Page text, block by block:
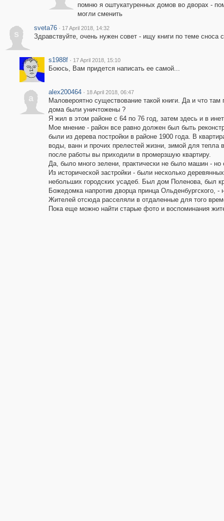
помню я оштукатуренных домов во дворах -
могли сменить
s
sveta76 · 17 April 2018, 14:32
Здравствуйте, очень нужен совет - ищу книги по теме
s1988f · 17 April 2018, 15:10
Боюсь, Вам придется написать ее самой...
a
alex200464 · 18 April 2018, 06:47
Маловероятно существование такой книги. Да и что
дома были уничтожены ?
Я жил в этом районе с 64 по 76 год, затем здесь и в
Мое мнение - район все равно должен был быть
были из дерева постройки в районе 1900 года. В
воды, ванн и прочих прелестей жизни, зимой для
после работы вы приходили в промерзшую квартиру.
Да, было много зелени, практически не было машин -
Из исторической застройки - были несколько
небольших городских усадеб. Был дом Поленова, был
Божедомка напротив дворца принца Ольденбургского,
Жителей отсюда расселяли в отдаленные для того
Пока еще можно найти старые фото и воспоминания